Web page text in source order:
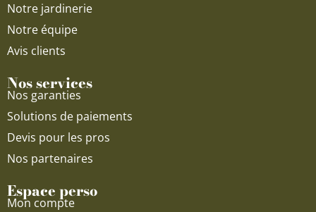
Notre jardinerie
Notre équipe
Avis clients
Nos services
Nos garanties
Solutions de paiements
Devis pour les pros
Nos partenaires
Espace perso
Mon compte